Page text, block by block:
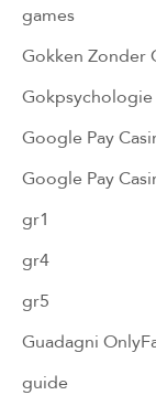
games
Gokken Zonder
Gokpsychologie
Google Pay
Google Pay
gr1
gr4
gr5
Guadagni
guide